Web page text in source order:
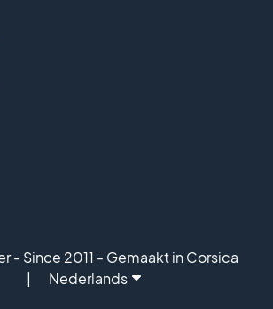
- Since 2011 - Gemaakt in Corsica
Nederlands